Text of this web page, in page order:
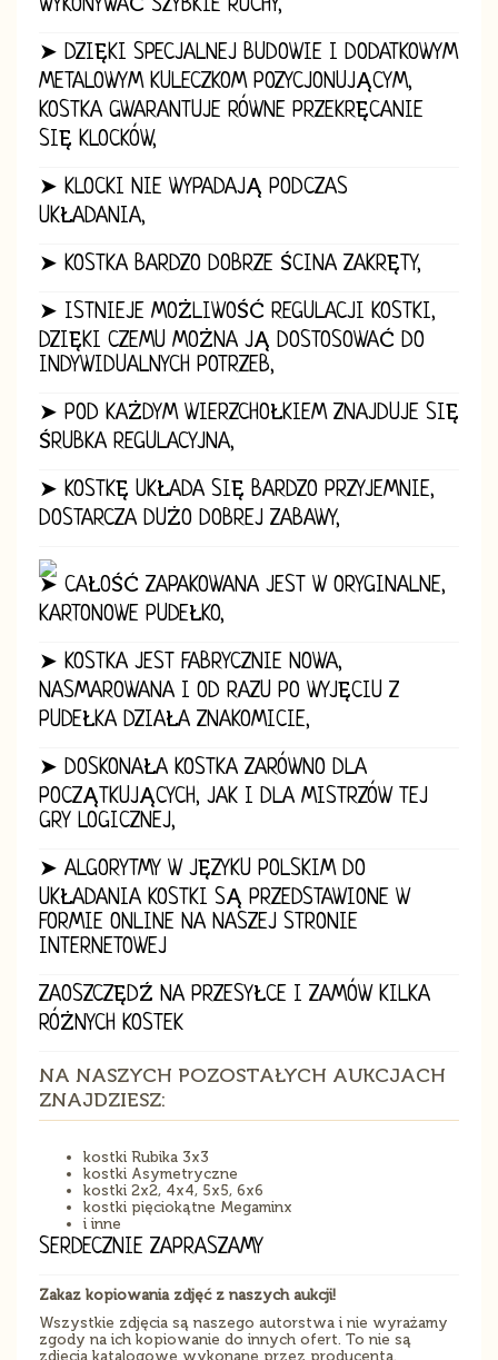
WYKONYWAĆ SZYBKIE RUCHY,
➤ DZIĘKI SPECJALNEJ BUDOWIE I DODATKOWYM
METALOWYM KULECZKOM POZYCJONUJĄCYM,
KOSTKA GWARANTUJE RÓWNE PRZEKRĘCANIE
SIĘ KLOCKÓW,
➤ KLOCKI NIE WYPADAJĄ PODCZAS
UKŁADANIA,
➤ KOSTKA BARDZO DOBRZE ŚCINA ZAKRĘTY,
➤ ISTNIEJE MOŻLIWOŚĆ REGULACJI KOSTKI,
DZIĘKI CZEMU MOŻNA JĄ DOSTOSOWAĆ DO
INDYWIDUALNYCH POTRZEB,
➤ POD KAŻDYM WIERZCHOŁKIEM ZNAJDUJE SIĘ
ŚRUBKA REGULACYJNA,
➤ KOSTKĘ UKŁADA SIĘ BARDZO PRZYJEMNIE,
DOSTARCZA DUŻO DOBREJ ZABAWY,
➤ CAŁOŚĆ ZAPAKOWANA JEST W ORYGINALNE,
KARTONOWE PUDEŁKO,
➤ KOSTKA JEST FABRYCZNIE NOWA,
NASMAROWANA I OD RAZU PO WYJĘCIU Z
PUDEŁKA DZIAŁA ZNAKOMICIE,
➤ DOSKONAŁA KOSTKA ZARÓWNO DLA
POCZĄTKUJĄCYCH, JAK I DLA MISTRZÓW TEJ
GRY LOGICZNEJ,
➤ ALGORYTMY W JĘZYKU POLSKIM DO
UKŁADANIA KOSTKI SĄ PRZEDSTAWIONE W
FORMIE ONLINE NA NASZEJ STRONIE
INTERNETOWEJ
ZAOSZCZĘDŹ NA PRZESYŁCE I ZAMÓW KILKA
RÓŻNYCH KOSTEK
NA NASZYCH POZOSTAŁYCH AUKCJACH
ZNAJDZIESZ:
kostki Rubika 3x3
kostki Asymetryczne
kostki 2x2, 4x4, 5x5, 6x6
kostki pięciokątne Megaminx
i inne
SERDECZNIE ZAPRASZAMY
Zakaz kopiowania zdjęć z naszych aukcji!
Wszystkie zdjęcia są naszego autorstwa i nie wyrażamy
zgody na ich kopiowanie do innych ofert. To nie są
zdjęcia katalogowe wykonane przez producenta.